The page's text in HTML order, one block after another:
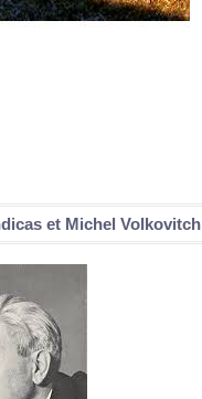
et Michel Volkovitch